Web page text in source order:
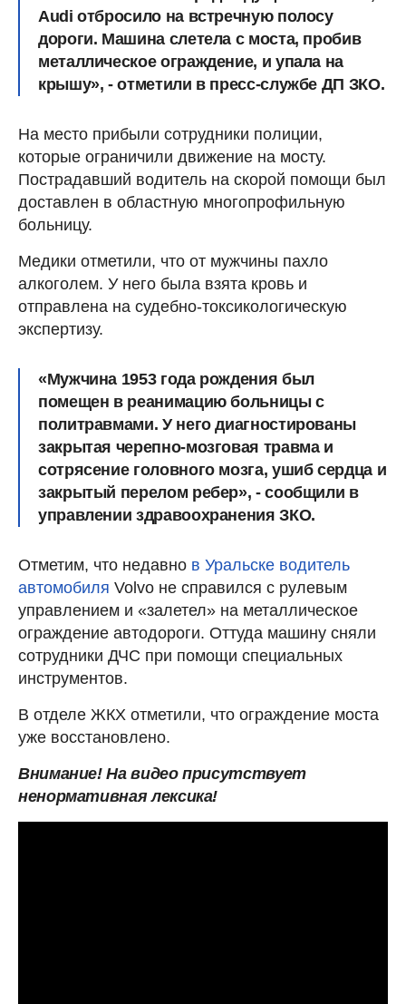
Audi отбросило на встречную полосу
дороги. Машина слетела с моста, пробив
металлическое ограждение, и упала на
крышу», - отметили в пресс-службе ДП ЗКО.
На место прибыли сотрудники полиции,
которые ограничили движение на мосту.
Пострадавший водитель на скорой помощи был
доставлен в областную многопрофильную
больницу.
Медики отметили, что от мужчины пахло
алкоголем. У него была взята кровь и
отправлена на судебно-токсикологическую
экспертизу.
«Мужчина 1953 года рождения был
помещен в реанимацию больницы с
политравмами. У него диагностированы
закрытая черепно-мозговая травма и
сотрясение головного мозга, ушиб сердца и
закрытый перелом ребер», - сообщили в
управлении здравоохранения ЗКО.
Отметим, что недавно в Уральске водитель
автомобиля Volvo не справился с рулевым
управлением и «залетел» на металлическое
ограждение автодороги. Оттуда машину сняли
сотрудники ДЧС при помощи специальных
инструментов.
В отделе ЖКХ отметили, что ограждение моста
уже восстановлено.
Внимание! На видео присутствует
ненормативная лексика!